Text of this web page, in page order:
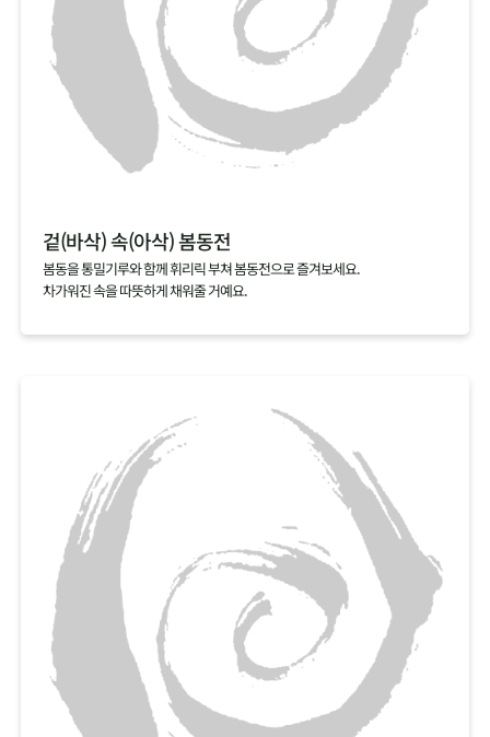
겉(바삭) 속(아삭) 봄동전
봄동을 통밀기루와 함께 휘리릭 부쳐 봄동전으로 즐겨보세요.
차가워진 속을 따뜻하게 채워줄 거예요.